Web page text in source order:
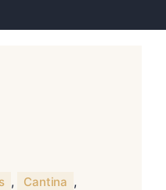
, Cantina ,